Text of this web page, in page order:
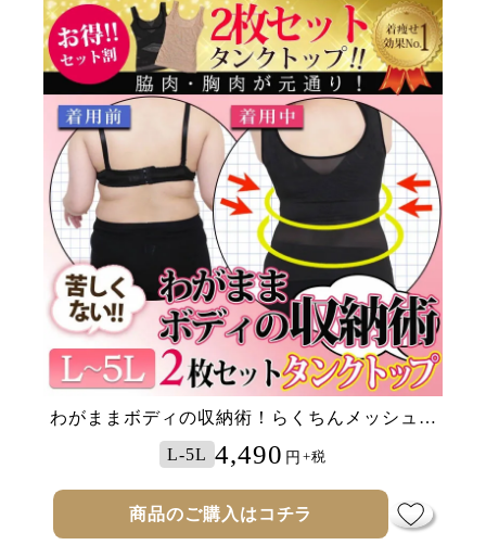
わがままボディの収納術！らくちんメッシュタ
L-5L 4,490 円 +税
商品のご購入はコチラ